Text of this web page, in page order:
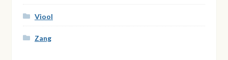
Viool
Zang